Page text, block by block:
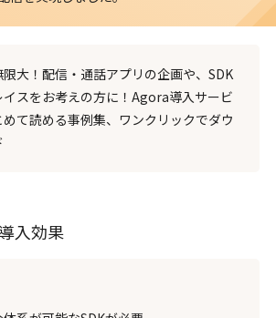
限大！配信・通話アプリの企画や、SDK
イスをお考えの方に！Agora導入サービ
めて読める事例集、ワンクリックでダウ
入効果